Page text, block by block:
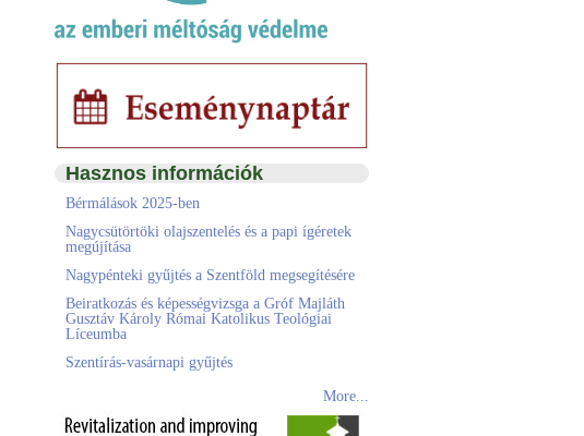
Hasznos információk
Bérmálások 2025-ben
Nagycsütörtöki olajszentelés és a papi ígéretek
megújítása
Nagypénteki gyűjtés a Szentföld megsegítésére
Beiratkozás és képességvizsga a Gróf Majláth
Gusztáv Károly Római Katolikus Teológiai
Líceumba
Szentírás-vasárnapi gyűjtés
More...